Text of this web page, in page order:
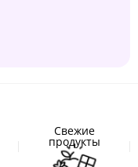
Свежие
продукты